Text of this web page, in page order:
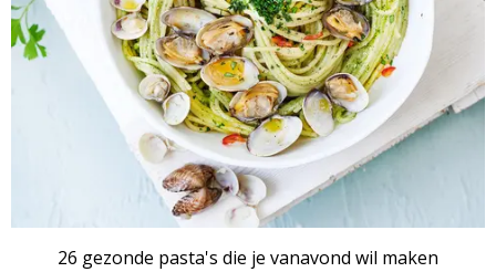
26 gezonde pasta's die je vanavond wil maken